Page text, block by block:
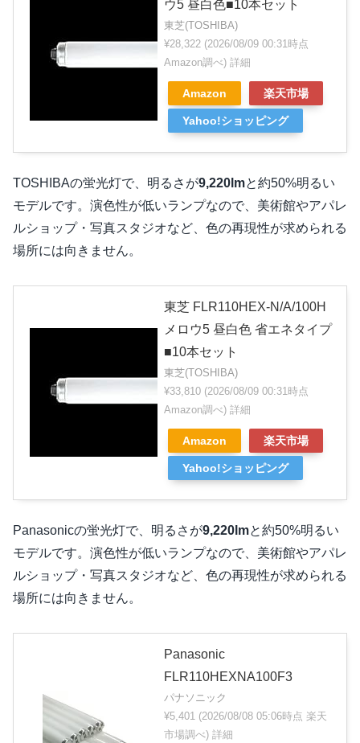
ウ5 昼白色■10本セット
東芝(TOSHIBA)
¥28,322 (2026/08/09 00:31時点
Amazon調べ) 詳細
Amazon 楽天市場
Yahoo!ショッピング
TOSHIBAの蛍光灯で、明るさが9,220lmと約50%明るい
モデルです。演色性が低いランプなので、美術館やアパレ
ルショップ・写真スタジオなど、色の再現性が求められる
場所には向きません。
東芝 FLR110HEX-N/A/100H
メロウ5 昼白色 省エネタイプ
■10本セット
東芝(TOSHIBA)
¥33,810 (2026/08/09 00:31時点
Amazon調べ) 詳細
Amazon 楽天市場
Yahoo!ショッピング
Panasonicの蛍光灯で、明るさが9,220lmと約50%明るい
モデルです。演色性が低いランプなので、美術館やアパレ
ルショップ・写真スタジオなど、色の再現性が求められる
場所には向きません。
Panasonic
FLR110HEXNA100F3
パナソニック
¥5,401 (2026/08/08 05:06時点 楽天
市場調べ) 詳細